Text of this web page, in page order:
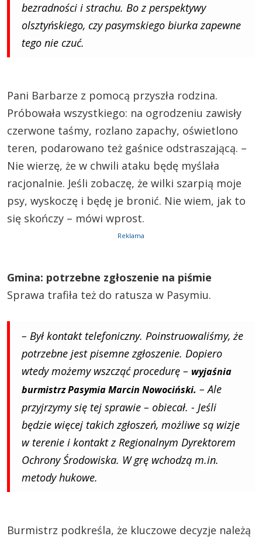
bezradności i strachu. Bo z perspektywy
olsztyńskiego, czy pasymskiego biurka zapewne
tego nie czuć.
Pani Barbarze z pomocą przyszła rodzina.
Próbowała wszystkiego: na ogrodzeniu zawisły
czerwone taśmy, rozlano zapachy, oświetlono
teren, podarowano też gaśnice odstraszającą. –
Nie wierzę, że w chwili ataku będę myślała
racjonalnie. Jeśli zobaczę, że wilki szarpią moje
psy, wyskoczę i będę je bronić. Nie wiem, jak to
się skończy – mówi wprost.
Reklama
Gmina: potrzebne zgłoszenie na piśmie
Sprawa trafiła też do ratusza w Pasymiu.
– Był kontakt telefoniczny. Poinstruowaliśmy, że
potrzebne jest pisemne zgłoszenie. Dopiero
wtedy możemy wszcząć procedurę – wyjaśnia
burmistrz Pasymia Marcin Nowociński. – Ale
przyjrzymy się tej sprawie – obiecał. - Jeśli
będzie więcej takich zgłoszeń, możliwe są wizje
w terenie i kontakt z Regionalnym Dyrektorem
Ochrony Środowiska. W grę wchodzą m.in.
metody hukowe.
Burmistrz podkreśla, że kluczowe decyzje należą